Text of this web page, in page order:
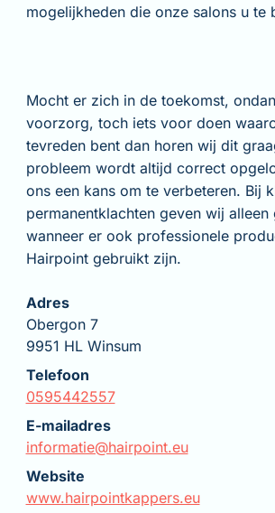
mogelijkheden die onze salons u te
Mocht er zich in de toekomst,
voorzorg, toch iets voor doen
tevreden bent dan horen wij dit
probleem wordt altijd correct
ons een kans om te verbeteren. Bij
permanentklachten geven wij alleen
wanneer er ook professionele
Hairpoint gebruikt zijn.
Adres
Obergon 7
9951 HL Winsum
Telefoon
0595442557
E-mailadres
informatie@hairpoint.eu
Website
www.hairpointkappers.eu